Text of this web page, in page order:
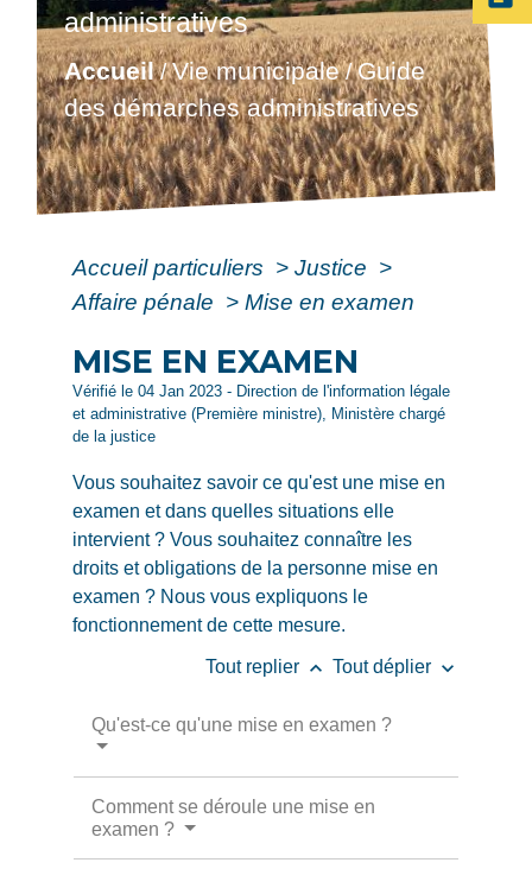
administratives
Accueil/Vie municipale/Guide
des démarches administratives
Accueil particuliers > Justice >
Affaire pénale > Mise en examen
MISE EN EXAMEN
Vérifié le 04 Jan 2023 - Direction de l'information légale
et administrative (Première ministre), Ministère chargé
de la justice
Vous souhaitez savoir ce qu'est une mise en
examen et dans quelles situations elle
intervient ? Vous souhaitez connaître les
droits et obligations de la personne mise en
examen ? Nous vous expliquons le
fonctionnement de cette mesure.
Tout replier keyboard_arrow_up Tout déplier keyboard_arrow_down
Qu'est-ce qu'une mise en examen ?
Comment se déroule une mise en
examen ?